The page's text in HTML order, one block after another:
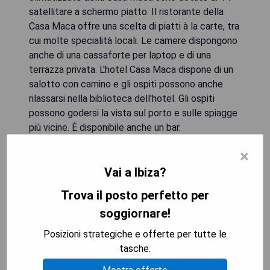
satellitare a schermo piatto. Il ristorante della
Casa Maca offre una scelta di piatti à la carte, tra
cui molte specialità locali. Le camere dispongono
anche di una cassaforte per laptop e di una
terrazza privata. L'hotel Casa Maca dispone di un
salotto con camino e gli ospiti possono anche
rilassarsi nella biblioteca dell'hotel. Gli ospiti
possono godersi la vista sul porto e sulle spiagge
più vicine. È disponibile anche un bar.
- Ristorante con cucina locale
- Lounge con camino
VERIFICA LA DISPONIBILITÀ
×
Vai a Ibiza?
Trova il posto perfetto per
soggiornare!
Posizioni strategiche e offerte per tutte le
tasche.